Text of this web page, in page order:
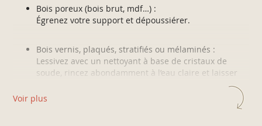
Bois poreux (bois brut, mdf…) :
Égrenez votre support et dépoussiérer.
Bois vernis, plaqués, stratifiés ou mélaminés :
Lessivez avec un nettoyant à base de cristaux de
soude, rincez abondamment à l’eau claire et laisser
Égrenez votre support au papier de verre grain 240 et
Voir plus